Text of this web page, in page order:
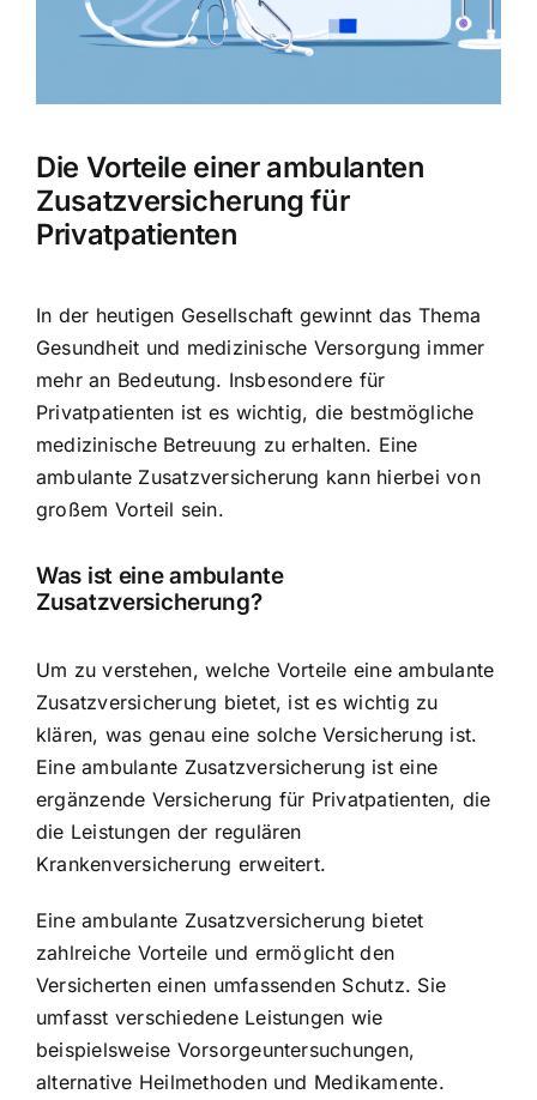
Hausratversicherung
Weitere Tarifvergleiche
Hilfe und Kontakt
Die Vorteile einer ambulanten
Zusatzversicherung für
Privatpatienten
In der heutigen Gesellschaft gewinnt das Thema
Gesundheit und medizinische Versorgung immer
mehr an Bedeutung. Insbesondere für
Privatpatienten ist es wichtig, die bestmögliche
medizinische Betreuung zu erhalten. Eine
ambulante Zusatzversicherung kann hierbei von
großem Vorteil sein.
Was ist eine ambulante
Zusatzversicherung?
Um zu verstehen, welche Vorteile eine ambulante
Zusatzversicherung bietet, ist es wichtig zu
klären, was genau eine solche Versicherung ist.
Eine ambulante Zusatzversicherung ist eine
ergänzende Versicherung für Privatpatienten, die
die Leistungen der regulären
Krankenversicherung erweitert.
Eine ambulante Zusatzversicherung bietet
zahlreiche Vorteile und ermöglicht den
Versicherten einen umfassenden Schutz. Sie
umfasst verschiedene Leistungen wie
beispielsweise Vorsorgeuntersuchungen,
alternative Heilmethoden und Medikamente.